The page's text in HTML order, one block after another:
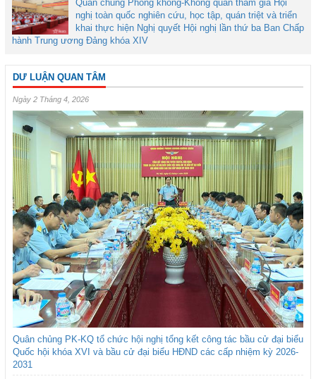
Quân chủng Phòng không-Không quân tham gia Hội
nghị toàn quốc nghiên cứu, học tập, quán triệt và triển
khai thực hiện Nghị quyết Hội nghị lần thứ ba Ban Chấp
hành Trung ương Đảng khóa XIV
DƯ LUẬN QUAN TÂM
Ngày 2 Tháng 4, 2026
Quân chủng PK-KQ tổ chức hội nghị tổng kết công tác bầu cử đại biểu
Quốc hội khóa XVI và bầu cử đại biểu HĐND các cấp nhiệm kỳ 2026-
2031